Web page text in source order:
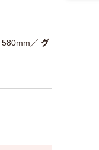
580mm ／ グ